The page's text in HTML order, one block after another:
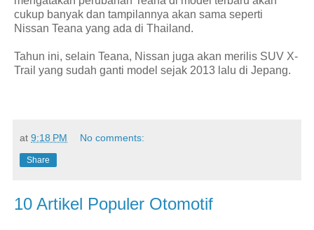
cukup banyak dan tampilannya akan sama seperti
Nissan Teana yang ada di Thailand.
Tahun ini, selain Teana, Nissan juga akan merilis SUV X-
Trail yang sudah ganti model sejak 2013 lalu di Jepang.
at 9:18 PM No comments:
Share
10 Artikel Populer Otomotif